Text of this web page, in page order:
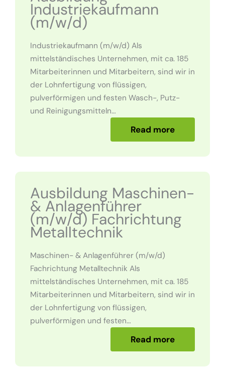
Industriekaufmann
(m/w/d)
Industriekaufmann (m/w/d) Als
mittelständisches Unternehmen, mit ca. 185
Mitarbeiterinnen und Mitarbeitern, sind wir in
der Lohnfertigung von flüssigen,
pulverförmigen und festen Wasch-, Putz-
und Reinigungsmitteln…
Read more
Ausbildung Maschinen-
& Anlagenführer
(m/w/d) Fachrichtung
Metalltechnik
Maschinen- & Anlagenführer (m/w/d)
Fachrichtung Metalltechnik Als
mittelständisches Unternehmen, mit ca. 185
Mitarbeiterinnen und Mitarbeitern, sind wir in
der Lohnfertigung von flüssigen,
pulverförmigen und festen…
Read more